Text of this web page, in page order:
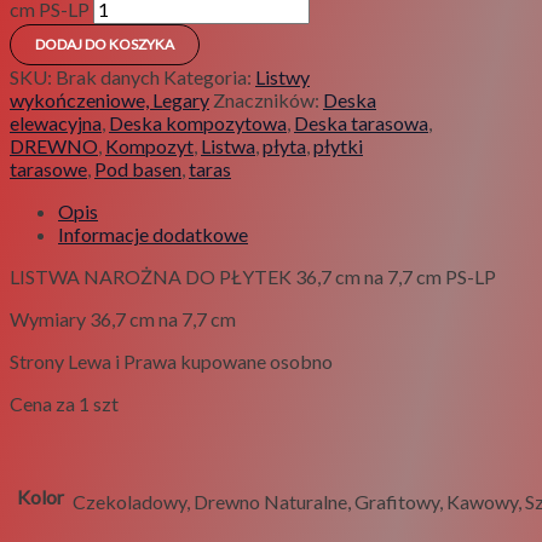
cm PS-LP
DODAJ DO KOSZYKA
SKU: Brak danych Kategoria: Listwy
wykończeniowe, Legary Znaczników: Deska
elewacyjna, Deska kompozytowa, Deska tarasowa,
DREWNO, Kompozyt, Listwa,płyta,płytki
tarasowe, Pod basen,taras
Opis
Informacje dodatkowe
LISTWA NAROŻNA DO PŁYTEK 36,7 cm na 7,7 cm PS-LP
Wymiary 36,7 cm na 7,7 cm
Strony Lewa i Prawa kupowane osobno
Cena za 1 szt
Kolor Czekoladowy, Drewno Naturalne, Grafitowy, Kawowy,